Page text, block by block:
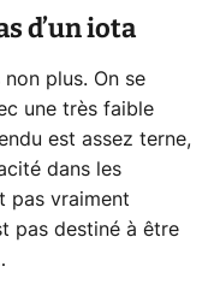
d’un iota
plus. On se
une très faible
est assez terne,
dans les
pas vraiment
pas destiné à être